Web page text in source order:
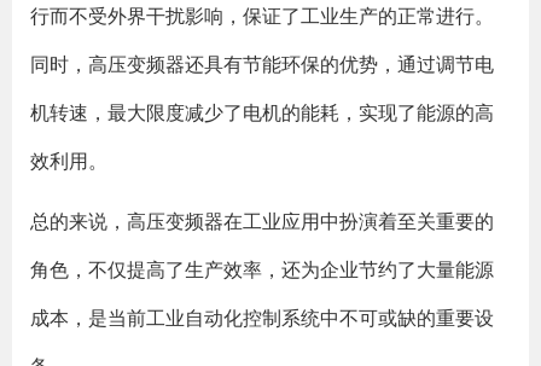
行而不受外界干扰影响，保证了工业生产的正常进行。
同时，高压变频器还具有节能环保的优势，通过调节电
机转速，最大限度减少了电机的能耗，实现了能源的高
效利用。
总的来说，高压变频器在工业应用中扮演着至关重要的
角色，不仅提高了生产效率，还为企业节约了大量能源
成本，是当前工业自动化控制系统中不可或缺的重要设